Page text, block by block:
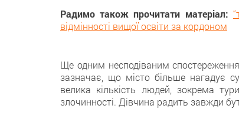
Радимо також прочитати матеріал:
відмінності вищої освіти за кордоном
Ще одним несподіваним
зазначає, що місто більше нагадує
велика кількість людей, зокрема
злочиннoсті. Дівчина радить завжди